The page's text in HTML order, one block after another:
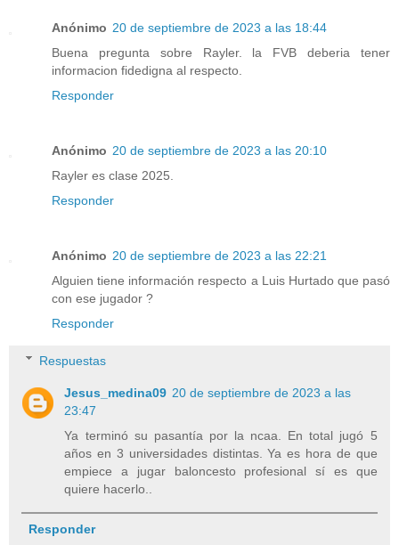
Anónimo 20 de septiembre de 2023 a las 18:44
Buena pregunta sobre Rayler. la FVB deberia tener
informacion fidedigna al respecto.
Responder
Anónimo 20 de septiembre de 2023 a las 20:10
Rayler es clase 2025.
Responder
Anónimo 20 de septiembre de 2023 a las 22:21
Alguien tiene información respecto a Luis Hurtado que pasó
con ese jugador ?
Responder
Respuestas
Jesus_medina09 20 de septiembre de 2023 a las
23:47
Ya terminó su pasantía por la ncaa. En total jugó 5
años en 3 universidades distintas. Ya es hora de que
empiece a jugar baloncesto profesional sí es que
quiere hacerlo..
Responder